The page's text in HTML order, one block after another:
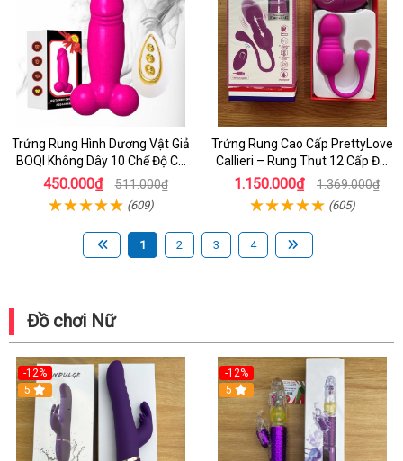
Trứng Rung Hình Dương Vật Giả
BOQI Không Dây 10 Chế Độ Có
Remote
450.000₫ 511.000₫
(609)
Trứng Rung Cao Cấp PrettyLove
Callieri – Rung Thụt 12 Cấp Độ,
Remote Không Dây
1.150.000₫ 1.369.000₫
(605)
1 2 3 4
Đồ chơi Nữ
-12%
5
-12%
5